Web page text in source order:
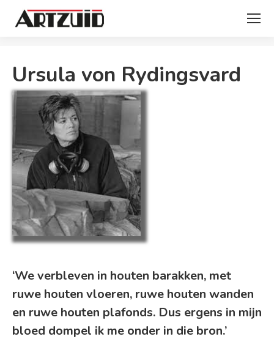
Ursula von Rydingsvard
‘We verbleven in houten barakken, met
ruwe houten vloeren, ruwe houten wanden
en ruwe houten plafonds. Dus ergens in mijn
bloed dompel ik me onder in die bron.’